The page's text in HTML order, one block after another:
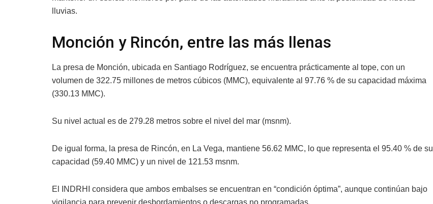
lluvias.
Monción y Rincón, entre las más llenas
La presa de Monción, ubicada en Santiago Rodríguez, se encuentra prácticamente al tope, con un
volumen de 322.75 millones de metros cúbicos (MMC), equivalente al 97.76 % de su capacidad máxima
(330.13 MMC).
Su nivel actual es de 279.28 metros sobre el nivel del mar (msnm).
De igual forma, la presa de Rincón, en La Vega, mantiene 56.62 MMC, lo que representa el 95.40 % de su
capacidad (59.40 MMC) y un nivel de 121.53 msnm.
El INDRHI considera que ambos embalses se encuentran en “condición óptima”, aunque continúan bajo